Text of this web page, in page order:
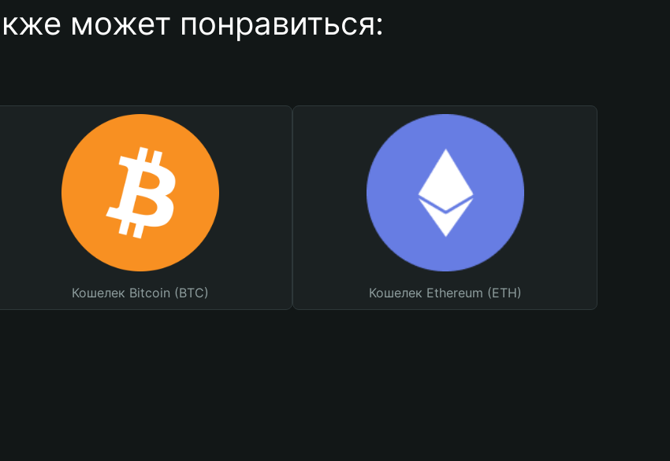
может понравиться:
Кошелек Bitcoin (BTC) Кошелек Ethereum (ETH)